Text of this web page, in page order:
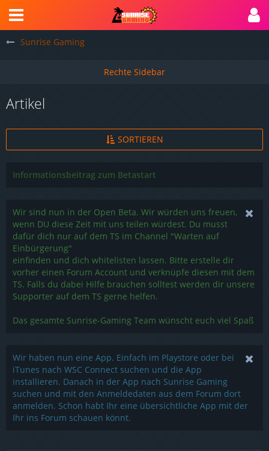
Sunrise Gaming
Artikel
SORTIEREN
Informationsbeitrag zum Betastart
Wir sind nun in der Open Beta. Wir würden uns freuen,
wenn DU diese Zeit mit uns teilen würdest. Du musst
dafür dich nur auf dem TS im Channel "Warten auf
Einbürgerung"
einfinden und dich whitelisten lassen. Bitte erstelle dir
vorher einen Forum Account und verknüpfe diesen mit dem
TS. Falls du dabei Hilfe brauchen solltest werden dir unsere
Supporter auf dem TS gerne helfen.
Das gesamte Sunrise-Gaming Team wünscht euch viel Spaß
Wir haben nun eine App. Einfach im Playstore oder bei
iTunes nach WSC Connect suchen und die App
installieren. Danach in der App nach Sunrise Gaming
suchen und mit den Anmeldedaten aus dem Forum dort
anmelden. Schon habt Ihr eine übersichtliche App mit der
Ihr ins Forum schauen könnt.